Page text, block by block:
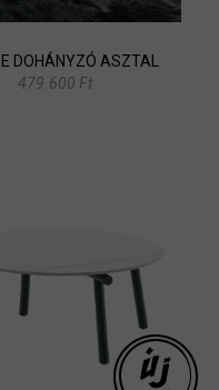
DOHÁNYZÓ ASZTAL
479.600 Ft